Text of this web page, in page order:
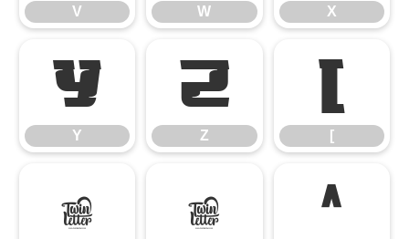
V W X
Y
Y
Z
Z
[
[
\ ] ^